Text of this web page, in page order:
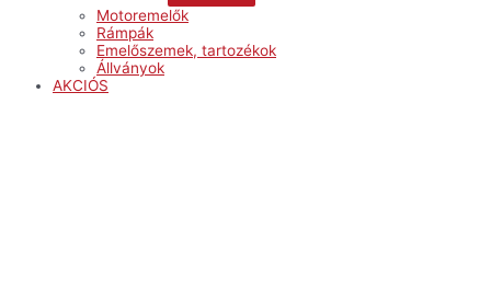
Motoremelők
Rámpák
Emelőszemek, tartozékok
Állványok
AKCIÓS